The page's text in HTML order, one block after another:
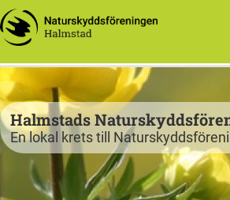
Halmstads
En lokal krets till